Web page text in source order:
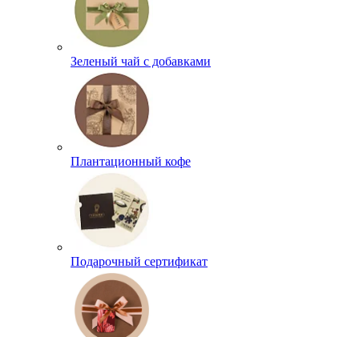
Зеленый чай с добавками
Плантационный кофе
Подарочный сертификат